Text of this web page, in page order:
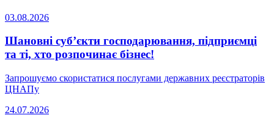
03.08.2026
Шановні суб’єкти господарювання, підприємці
та ті, хто розпочинає бізнес!
Запрошуємо скористатися послугами державних реєстраторів
ЦНАПу
24.07.2026